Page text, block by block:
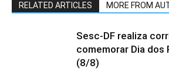
RELATED ARTICLES MORE FROM
Sesc-DF realiza
comemorar Dia dos
(8/8)